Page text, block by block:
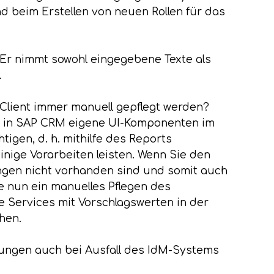
beim Erstellen von neuen Rollen für das
nimmt sowohl eingegebene Texte als
immer manuell gepflegt werden?
SAP CRM eigene UI-Komponenten im
d. h. mithilfe des Reports
Vorarbeiten leisten. Wenn Sie den
nicht vorhanden sind und somit auch
nun ein manuelles Pflegen des
Services mit Vorschlagswerten in der
auch bei Ausfall des IdM-Systems